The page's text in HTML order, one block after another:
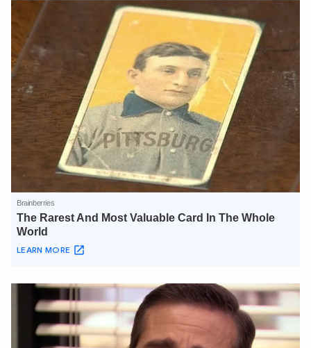
XIN CHÀO,
TÔI LÀ CHATBOT CỦA
An Ninh Thủ Đô nhé. Tôi sẵn sàng hỗ trợ!